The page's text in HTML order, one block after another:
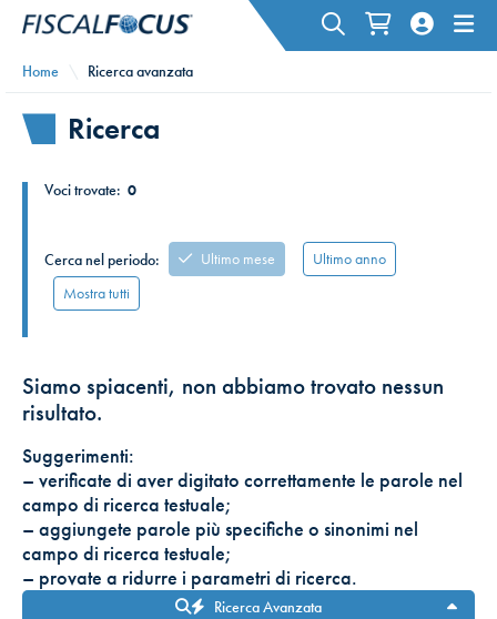
Home Ricerca avanzata
Ricerca
Voci trovate: 0
Cerca nel periodo: Ultimo mese
Ultimo anno
Mostra tutti
Siamo spiacenti, non abbiamo trovato nessun
risultato.
Suggerimenti:
– verificate di aver digitato correttamente le parole nel
campo di ricerca testuale;
– aggiungete parole più specifiche o sinonimi nel
campo di ricerca testuale;
– provate a ridurre i parametri di ricerca.
Ricerca Avanzata